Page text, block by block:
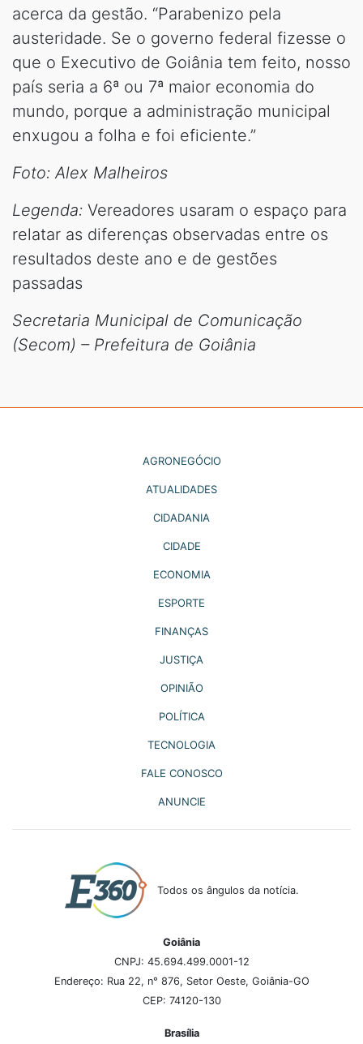
acerca da gestão. “Parabenizo pela
austeridade. Se o governo federal fizesse o
que o Executivo de Goiânia tem feito, nosso
país seria a 6ª ou 7ª maior economia do
mundo, porque a administração municipal
enxugou a folha e foi eficiente.”
Foto: Alex Malheiros
Legenda: Vereadores usaram o espaço para
relatar as diferenças observadas entre os
resultados deste ano e de gestões
passadas
Secretaria Municipal de Comunicação
(Secom) – Prefeitura de Goiânia
AGRONEGÓCIO
ATUALIDADES
CIDADANIA
CIDADE
ECONOMIA
ESPORTE
FINANÇAS
JUSTIÇA
OPINIÃO
POLÍTICA
TECNOLOGIA
FALE CONOSCO
ANUNCIE
Todos os ângulos da notícia.
Goiânia
CNPJ: 45.694.499.0001-12
Endereço: Rua 22, n° 876, Setor Oeste, Goiânia-GO
CEP: 74120-130
Brasília